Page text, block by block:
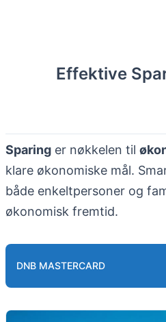
Effektive
Sparing er nøkkelen til
klare økonomiske mål.
både enkeltpersoner og
økonomisk fremtid.
DNB MASTERCARD